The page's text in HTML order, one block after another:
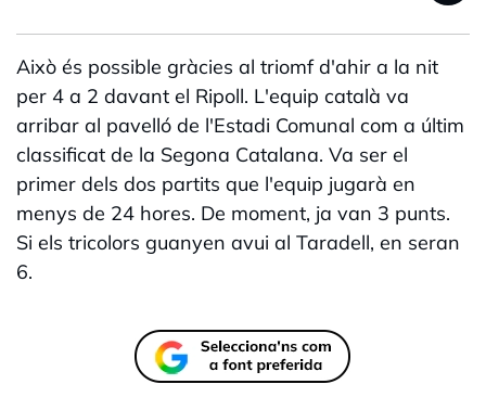
Això és possible gràcies al triomf d'ahir a la nit
per 4 a 2 davant el Ripoll. L'equip català va
arribar al pavelló de l'Estadi Comunal com a últim
classificat de la Segona Catalana. Va ser el
primer dels dos partits que l'equip jugarà en
menys de 24 hores. De moment, ja van 3 punts.
Si els tricolors guanyen avui al Taradell, en seran
6.